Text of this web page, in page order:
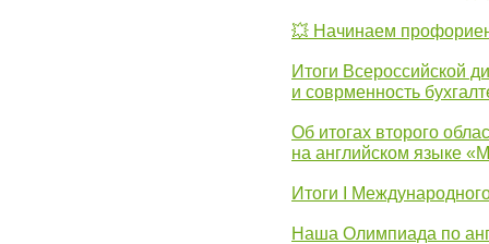
💥 Начинаем
Итоги Всероссийской
и соврменность
Об итогах второго
на английском языке
Итоги I
Наша Олимпиада по